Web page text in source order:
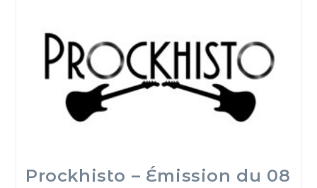
Prockhisto – Émission du 08